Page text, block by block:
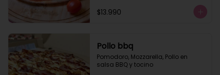
$13.990
Pollo bbq
Pomodoro, Mozzarella, Pollo en
salsa BBQ y tocino